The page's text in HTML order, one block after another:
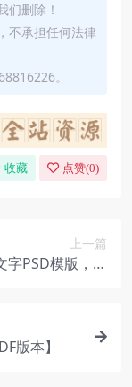
们删除！
不承担任何法律
。
收藏 点赞(0)
上一篇
PSD模版，抖
版本】